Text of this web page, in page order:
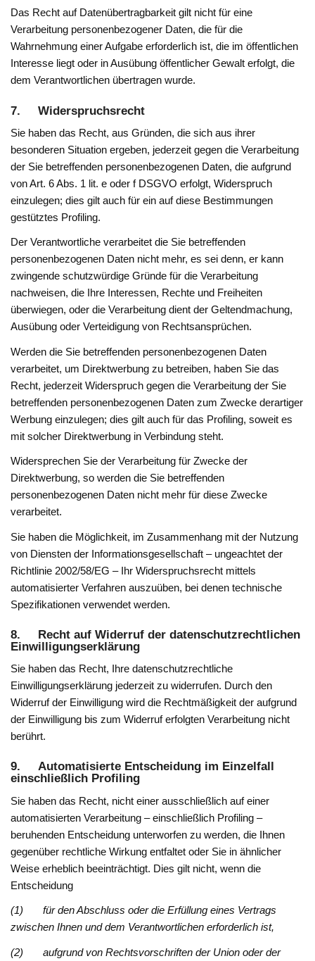
Das Recht auf Datenübertragbarkeit gilt nicht für eine
Verarbeitung personenbezogener Daten, die für die
Wahrnehmung einer Aufgabe erforderlich ist, die im öffentlichen
Interesse liegt oder in Ausübung öffentlicher Gewalt erfolgt, die
dem Verantwortlichen übertragen wurde.
7. Widerspruchsrecht
Sie haben das Recht, aus Gründen, die sich aus ihrer
besonderen Situation ergeben, jederzeit gegen die Verarbeitung
der Sie betreffenden personenbezogenen Daten, die aufgrund
von Art. 6 Abs. 1 lit. e oder f DSGVO erfolgt, Widerspruch
einzulegen; dies gilt auch für ein auf diese Bestimmungen
gestütztes Profiling.
Der Verantwortliche verarbeitet die Sie betreffenden
personenbezogenen Daten nicht mehr, es sei denn, er kann
zwingende schutzwürdige Gründe für die Verarbeitung
nachweisen, die Ihre Interessen, Rechte und Freiheiten
überwiegen, oder die Verarbeitung dient der Geltendmachung,
Ausübung oder Verteidigung von Rechtsansprüchen.
Werden die Sie betreffenden personenbezogenen Daten
verarbeitet, um Direktwerbung zu betreiben, haben Sie das
Recht, jederzeit Widerspruch gegen die Verarbeitung der Sie
betreffenden personenbezogenen Daten zum Zwecke derartiger
Werbung einzulegen; dies gilt auch für das Profiling, soweit es
mit solcher Direktwerbung in Verbindung steht.
Widersprechen Sie der Verarbeitung für Zwecke der
Direktwerbung, so werden die Sie betreffenden
personenbezogenen Daten nicht mehr für diese Zwecke
verarbeitet.
Sie haben die Möglichkeit, im Zusammenhang mit der Nutzung
von Diensten der Informationsgesellschaft – ungeachtet der
Richtlinie 2002/58/EG – Ihr Widerspruchsrecht mittels
automatisierter Verfahren auszuüben, bei denen technische
Spezifikationen verwendet werden.
8. Recht auf Widerruf der datenschutzrechtlichen
Einwilligungserklärung
Sie haben das Recht, Ihre datenschutzrechtliche
Einwilligungserklärung jederzeit zu widerrufen. Durch den
Widerruf der Einwilligung wird die Rechtmäßigkeit der aufgrund
der Einwilligung bis zum Widerruf erfolgten Verarbeitung nicht
berührt.
9. Automatisierte Entscheidung im Einzelfall
einschließlich Profiling
Sie haben das Recht, nicht einer ausschließlich auf einer
automatisierten Verarbeitung – einschließlich Profiling –
beruhenden Entscheidung unterworfen zu werden, die Ihnen
gegenüber rechtliche Wirkung entfaltet oder Sie in ähnlicher
Weise erheblich beeinträchtigt. Dies gilt nicht, wenn die
Entscheidung
(1) für den Abschluss oder die Erfüllung eines Vertrags
zwischen Ihnen und dem Verantwortlichen erforderlich ist,
(2) aufgrund von Rechtsvorschriften der Union oder der